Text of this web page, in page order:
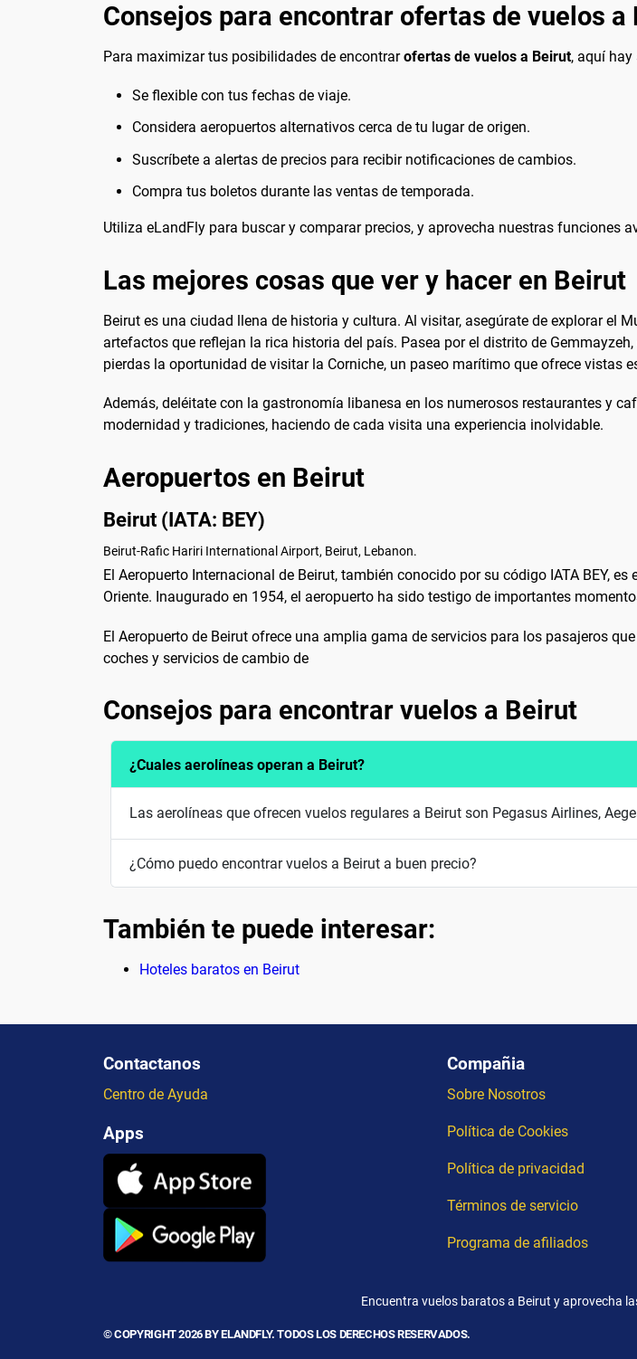
Consejos para encontrar ofertas de vuelos a
Para maximizar tus posibilidades de encontrarofertas de vuelos a Beirut, aquí
Se flexible con tus fechas de viaje.
Considera aeropuertos alternativos cerca de tu lugar de origen.
Suscríbete a alertas de precios para recibir notificaciones de cambios.
Compra tus boletos durante las ventas de temporada.
Utiliza eLandFly para buscar y comparar precios, y aprovecha nuestras funciones
Las mejores cosas que ver y hacer en Beirut
Beirut es una ciudad llena de historia y cultura. Al visitar, asegúrate de explorar el
artefactos que reflejan la rica historia del país. Pasea por el distrito de
pierdas la oportunidad de visitar la Corniche, un paseo marítimo que ofrece vistas
Además, deléitate con la gastronomía libanesa en los numerosos restaurantes y
modernidad y tradiciones, haciendo de cada visita una experiencia inolvidable.
Aeropuertos en Beirut
Beirut (IATA: BEY)
Beirut-Rafic Hariri International Airport, Beirut, Lebanon.
El Aeropuerto Internacional de Beirut, también conocido por su código IATA BEY,
Oriente. Inaugurado en 1954, el aeropuerto ha sido testigo de importantes
El Aeropuerto de Beirut ofrece una amplia gama de servicios para los pasajeros
coches y servicios de cambio de
Consejos para encontrar vuelos a Beirut
¿Cuales aerolíneas operan a Beirut?
Las aerolíneas que ofrecen vuelos regulares a Beirut son Pegasus Airlines,
¿Cómo puedo encontrar vuelos a Beirut a buen precio?
También te puede interesar:
Hoteles baratos en Beirut
Contactanos
Centro de Ayuda
Apps
Compañia
Sobre Nosotros
Política de Cookies
Política de privacidad
Términos de servicio
Programa de afiliados
Encuentra vuelos baratos a Beirut y aprovecha
© COPYRIGHT 2026 BY ELANDFLY. TODOS LOS DERECHOS RESERVADOS.